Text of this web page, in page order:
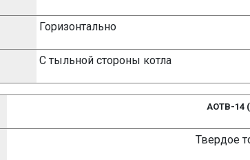
Горизонтально
С тыльной стороны котла
АОТВ-14
Твердое